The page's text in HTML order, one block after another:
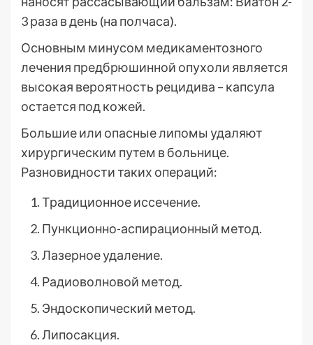
3 раза в день (на полчаса).
Основным минусом медикаментозного
лечения предбрюшинной опухоли является
высокая вероятность рецидива – капсула
остается под кожей.
Большие или опасные липомы удаляют
хирургическим путем в больнице.
Разновидности таких операций:
Традиционное иссечение.
Пункционно-аспирационный метод.
Лазерное удаление.
Радиоволновой метод.
Эндоскопический метод.
Липосакция.